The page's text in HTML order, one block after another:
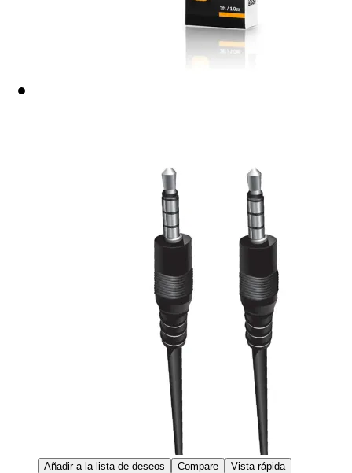
Añadir a la lista de deseos Compare Vista rápida